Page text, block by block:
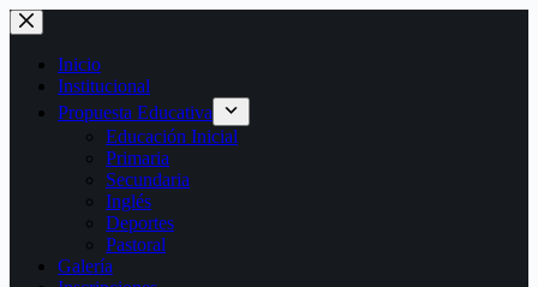
Saltar
al
contenido
Inicio
Institucional
Propuesta Educativa
Educación Inicial
Primaria
Secundaria
Inglés
Deportes
Pastoral
Galería